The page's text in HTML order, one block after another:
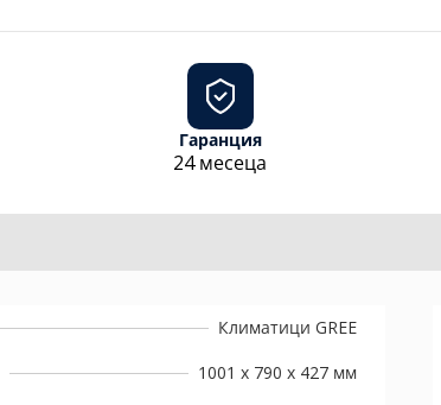
Гаранция
24 месеца
Климатици GREE
1001 x 790 x 427 мм